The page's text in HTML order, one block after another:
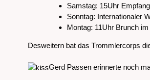
Samstag: 15Uhr
Sonntag: Internationaler
Montag: 11Uhr Brunch
Desweitern bat das Trommlercorps
Gerd Passen erinnerte noch